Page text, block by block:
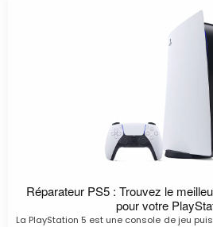
Réparateur PS5 : Trouvez le
pour votre
La PlayStation 5 est une console de jeu